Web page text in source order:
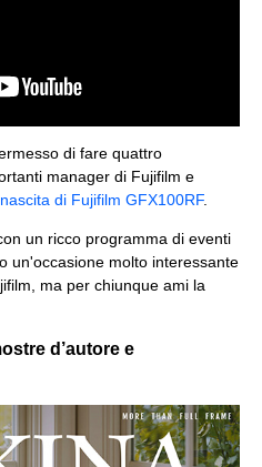
di fare quattro
manager di Fujifilm e
di Fujifilm GFX100RF.
un ricco programma di eventi
un'occasione molto interessante
ma per chiunque ami la
d’autore e